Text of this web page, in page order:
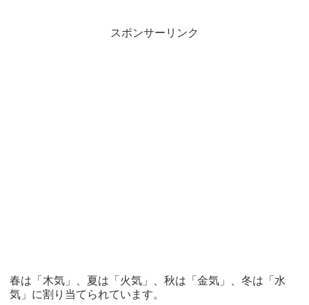
スポンサーリンク
春は「木気」、夏は「火気」、秋は「金気」、冬は「水
気」に割り当てられています。